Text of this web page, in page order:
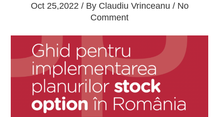
Oct 25,2022 / By Claudiu Vrinceanu / No
Comment